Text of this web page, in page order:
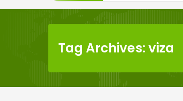
Tag Archives: viza